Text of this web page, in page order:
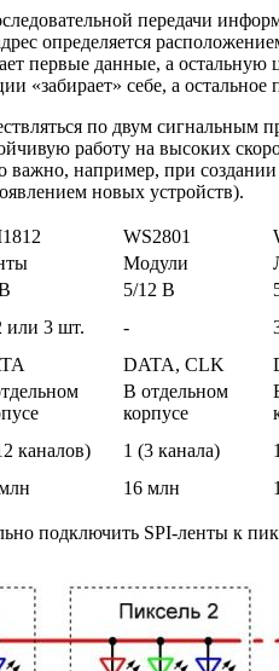
передачи
определяется
первые данные, а
себе, а остальное
по двум
работу на высоких
важно, например, при
новых устройств).
WS2801
Модули
5/12 В
или 3 шт. -
DATA, CLK
В отдельном
корпусе
каналов) 1 (3 канала)
16 млн
подключить SPI-ленты к